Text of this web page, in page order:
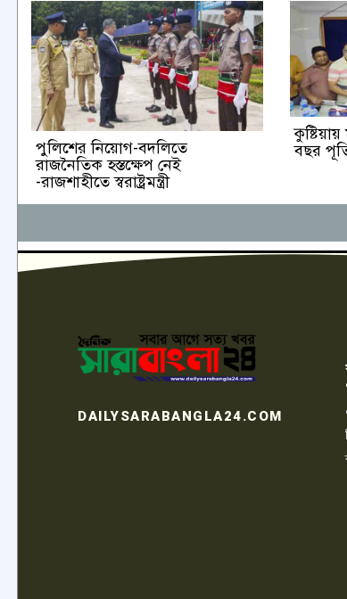
পুলিশের নিয়োগ-বদলিতে
রাজনৈতিক হস্তক্ষেপ নেই
-রাজশাহীতে স্বরাষ্ট্রমন্ত্রী
বছর
DAILYSARABANGLA24.COM